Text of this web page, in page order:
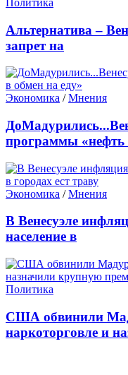
Альтернатива –
запрет на
Экономика /Мнения
программы «нефть
Экономика /Мнения
В Венесуэле
население в
Политика
США обвинили
наркоторговле и